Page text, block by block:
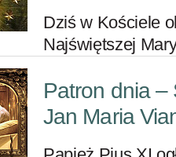
Dziś w Kościele
Najświętszej
Patron dnia –
Jan Maria